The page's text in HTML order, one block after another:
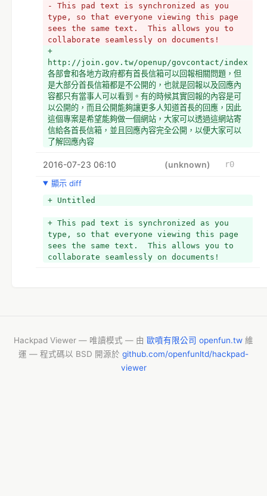
- This pad text is synchronized as you
type, so that everyone viewing this page
sees the same text.  This allows you to
collaborate seamlessly on documents!
+
http://join.gov.tw/openup/govcontact/index
各部會和各地方政府都有首長信箱可以回報相關問題，但
是大部分首長信箱都是不公開的，也就是回報以及回應內
容都只有當事人可以看到。有的時候其實回報的內容是可
以公開的，而且公開能夠讓更多人知道首長的回應，因此
這個專案是希望能夠做一個網站，大家可以透過這網站寄
信給各首長信箱，並且回應內容完全公開，以便大家可以
了解回應內容
2016-07-23 06:10 (unknown)
r0
顯示 diff
+ Untitled
+ This pad text is synchronized as you
type, so that everyone viewing this page
sees the same text.  This allows you to
collaborate seamlessly on documents!
Hackpad Viewer — 唯讀模式 — 由 歐噴有限公司 openfun.tw 維
運 — 程式碼以 BSD 開源於 github.com/openfunltd/hackpad-
viewer